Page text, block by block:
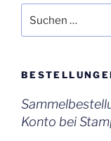
nach:
Konto bei